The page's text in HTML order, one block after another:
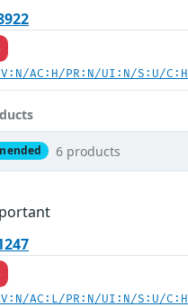
AC:H/PR:N/UI:N/S:U/
6 products
AC:L/PR:N/UI:N/S:U/